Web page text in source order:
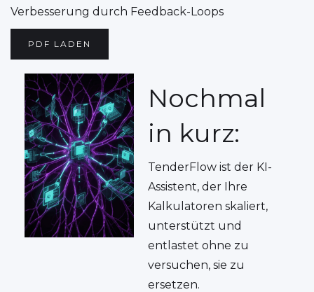
Verbesserung durch Feedback-Loops
PDF LADEN
Nochmal
in kurz:
TenderFlow ist der KI-
Assistent, der Ihre
Kalkulatoren skaliert,
unterstützt und
entlastet ohne zu
versuchen, sie zu
ersetzen.